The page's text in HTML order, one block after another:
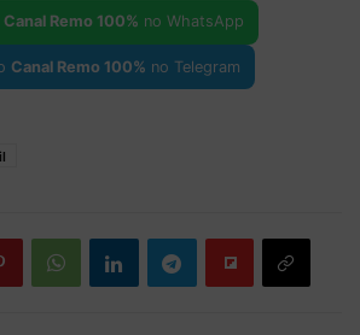
Canal Remo 100% no WhatsApp
Canal Remo 100% no Telegram